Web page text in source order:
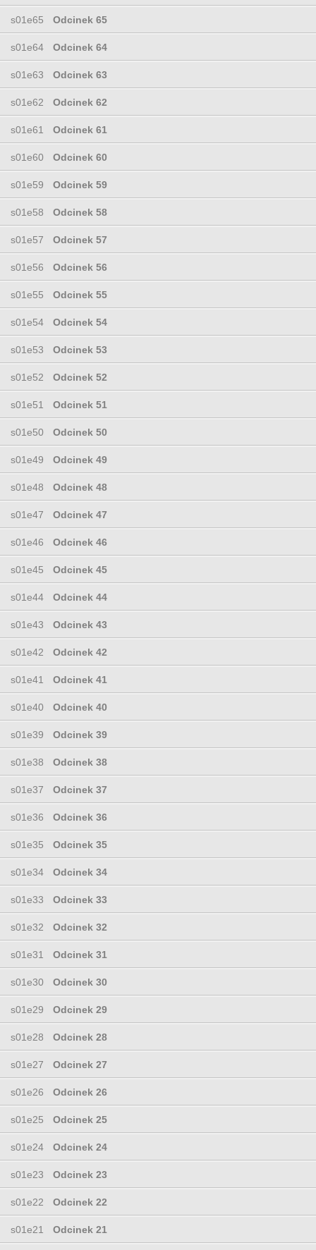
s01e65 Odcinek 65
s01e64 Odcinek 64
s01e63 Odcinek 63
s01e62 Odcinek 62
s01e61 Odcinek 61
s01e60 Odcinek 60
s01e59 Odcinek 59
s01e58 Odcinek 58
s01e57 Odcinek 57
s01e56 Odcinek 56
s01e55 Odcinek 55
s01e54 Odcinek 54
s01e53 Odcinek 53
s01e52 Odcinek 52
s01e51 Odcinek 51
s01e50 Odcinek 50
s01e49 Odcinek 49
s01e48 Odcinek 48
s01e47 Odcinek 47
s01e46 Odcinek 46
s01e45 Odcinek 45
s01e44 Odcinek 44
s01e43 Odcinek 43
s01e42 Odcinek 42
s01e41 Odcinek 41
s01e40 Odcinek 40
s01e39 Odcinek 39
s01e38 Odcinek 38
s01e37 Odcinek 37
s01e36 Odcinek 36
s01e35 Odcinek 35
s01e34 Odcinek 34
s01e33 Odcinek 33
s01e32 Odcinek 32
s01e31 Odcinek 31
s01e30 Odcinek 30
s01e29 Odcinek 29
s01e28 Odcinek 28
s01e27 Odcinek 27
s01e26 Odcinek 26
s01e25 Odcinek 25
s01e24 Odcinek 24
s01e23 Odcinek 23
s01e22 Odcinek 22
s01e21 Odcinek 21